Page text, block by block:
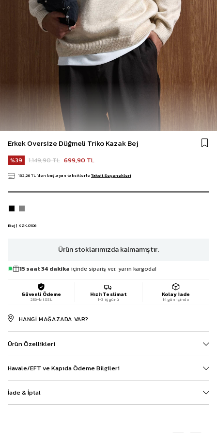
Erkek Oversize Düğmeli Triko Kazak Bej
39 1.149,90 TL 699,90 TL
132,26 TL`den başlayan taksitlerle Taksit Seçenekleri
Bej | KZK.0106
Ürün stoklarımızda kalmamıştır.
15 saat 34 dakika içinde sipariş ver, yarın kargoda!
Güvenli Ödeme
256-bit SSL
Hızlı Teslimat
1-3 iş günü
Kolay İade
14 gün içinde
HANGI MAĞAZADA VAR?
Ürün Özellikleri
Havale/EFT ve Kapıda Ödeme Bilgileri
İade & İptal